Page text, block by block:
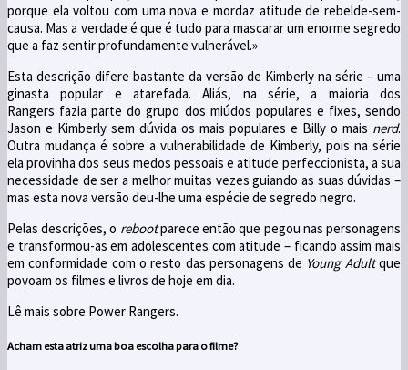
porque ela voltou com uma nova e mordaz atitude de rebelde-sem-
causa. Mas a verdade é que é tudo para mascarar um enorme segredo
que a faz sentir profundamente vulnerável.»
Esta descrição difere bastante da versão de Kimberly na série – uma
ginasta popular e atarefada. Aliás, na série, a maioria dos
Rangers fazia parte do grupo dos miúdos populares e fixes, sendo
Jason e Kimberly sem dúvida os mais populares e Billy o mais nerd.
Outra mudança é sobre a vulnerabilidade de Kimberly, pois na série
ela provinha dos seus medos pessoais e atitude perfeccionista, a sua
necessidade de ser a melhor muitas vezes guiando as suas dúvidas –
mas esta nova versão deu-lhe uma espécie de segredo negro.
Pelas descrições, o rebootparece então que pegou nas personagens
e transformou-as em adolescentes com atitude – ficando assim mais
em conformidade com o resto das personagens de Young Adultque
povoam os filmes e livros de hoje em dia.
Lê mais sobre Power Rangers.
Acham esta atriz uma boa escolha para o filme?